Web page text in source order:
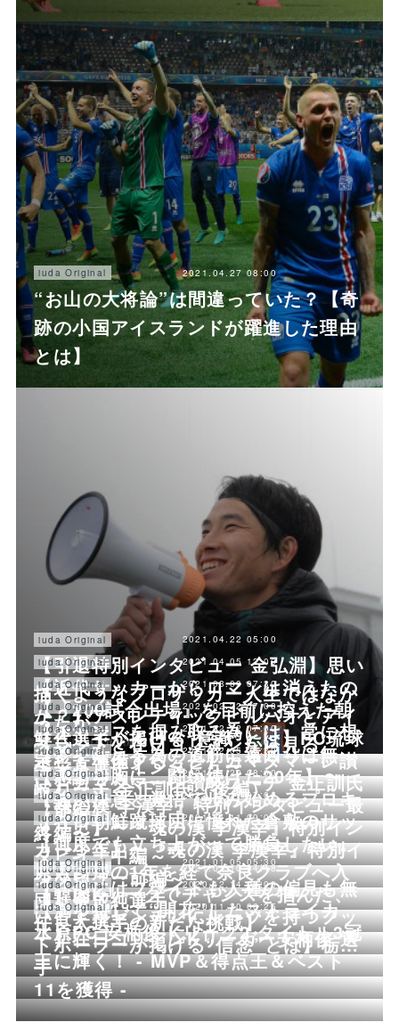
iuda Original 2021.04.27 08:00
“お山の大将論”は間違っていた？【奇
跡の小国アイスランドが躍進した理由
とは】
iuda Original 2021.04.22 05:00
【引退特別インタビュー 金弘淵】思い
描くようなプロサッカー人生ではなか
ったが…
iuda Original 2021.04.05 12:00
【近代サッカーからロマンは消えたの
か？】アスレティックビルバオとアイ
スランドと在日コリアンから見る。
iuda Original 2021.03.09 07:30
【『200試合出場』を目前に控えた朝
鮮代選手が掲げる"意識"とは】FC琉球
李栄直選手インタビュー
iuda Original 2021.02.22 07:00
【チャンスを掴み取る為には、常に想
定して準備すること】カマタマーレ讃
岐コーチ 金正訓氏（後編）
iuda Original 2021.02.22 07:00
【夢を叶える為の道筋に遠回りは無
い】カマタマーレ讃岐コーチ 金正訓氏
（前編）
iuda Original 2021.02.05 03:30
【感謝を胸に、闘い続けた20年】〜
『魂の漢 李漢宰』特別インタビュー最
終編〜
iuda Original 2021.01.29 08:00
【強い決意と覚悟で歩み始めるプロキ
ャリア】〜『魂の漢 李漢宰』特別イン
タビュー中編～
iuda Original 2021.01.27 07:00
【在日朝鮮蹴球団に憧れた倉敷のサッ
カー少年】〜『魂の漢 李漢宰』特別イ
ンタビュー前編～
iuda Original 2021.01.11 09:06
【何度でも立ち上がって勝負したい。
原点回帰の1年を経て奈良クラブへ入
団】金成純選手
iuda Original 2021.01.10 04:48
【韓国Kリーグでチャンスを掴んだ、
任良太選手の新たな挑戦】
iuda Original 2021.01.05 05:30
【「僕にはプライドも人種の偏見も無
い」アルゼンチンにルーツを持つフッ
トボーラーが掲げる“信念”とは】栃…
iuda Original 2020.12.14 08:00
【満を持して“開花”したストライカ
ー】在日コリアンKリーガー安柄俊 選
手
iuda Original 2020.11.30 06:25
水原FC 安柄俊 Kリーグ2 タイトル3冠
王に輝く！ - MVP＆得点王＆ベスト
11を獲得 -